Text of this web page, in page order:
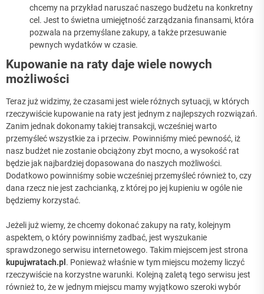
chcemy na przykład naruszać naszego budżetu na konkretny
cel. Jest to świetna umiejętność zarządzania finansami, która
pozwala na przemyślane zakupy, a także przesuwanie
pewnych wydatków w czasie.
Kupowanie na raty daje wiele nowych
możliwości
Teraz już widzimy, że czasami jest wiele różnych sytuacji, w których
rzeczywiście kupowanie na raty jest jednym z najlepszych rozwiązań.
Zanim jednak dokonamy takiej transakcji, wcześniej warto
przemyśleć wszystkie za i przeciw. Powinniśmy mieć pewność, iż
nasz budżet nie zostanie obciążony zbyt mocno, a wysokość rat
będzie jak najbardziej dopasowana do naszych możliwości.
Dodatkowo powinniśmy sobie wcześniej przemyśleć również to, czy
dana rzecz nie jest zachcianką, z której po jej kupieniu w ogóle nie
będziemy korzystać.
Jeżeli już wiemy, że chcemy dokonać zakupy na raty, kolejnym
aspektem, o który powinniśmy zadbać, jest wyszukanie
sprawdzonego serwisu internetowego. Takim miejscem jest strona
kupujwratach.pl . Ponieważ właśnie w tym miejscu możemy liczyć
rzeczywiście na korzystne warunki. Kolejną zaletą tego serwisu jest
również to, że w jednym miejscu mamy wyjątkowo szeroki wybór